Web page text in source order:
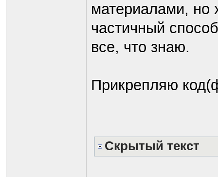
материалами, но
частичный
все, что знаю.
Прикрепляю
Скрытый текст